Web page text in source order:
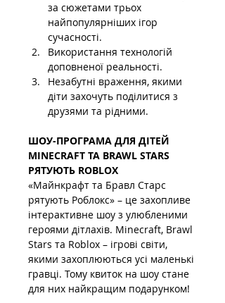
за сюжетами трьох
найпопулярніших ігор
сучасності.
Використання технологій
доповненої реальності.
Незабутні враження, якими
діти захочуть поділитися з
друзями та рідними.
ШОУ-ПРОГРАМА ДЛЯ ДІТЕЙ
MINECRAFT ТА BRAWL STARS
РЯТУЮТЬ ROBLOX
«Майнкрафт та Бравл Старс
рятують Роблокс» – це захопливе
інтерактивне шоу з улюбленими
героями дітлахів. Minecraft, Brawl
Stars та Roblox – ігрові світи,
якими захоплюються усі маленькі
гравці. Тому квиток на шоу стане
для них найкращим подарунком!